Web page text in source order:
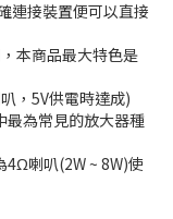
連接裝置便可以直接
本商品最大特色是
，5V供電時達成)
最為常見的放大器種
喇叭(2W ~ 8W)使